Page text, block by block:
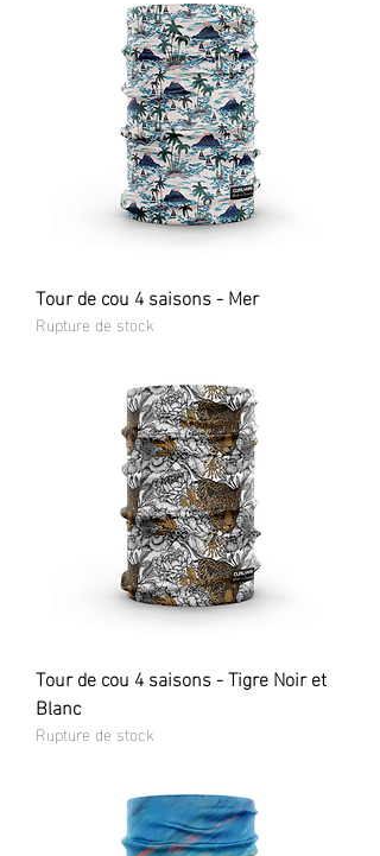
Tour de cou 4 saisons - Mer
Rupture de stock
Tour de cou 4 saisons - Tigre Noir et
Blanc
Rupture de stock